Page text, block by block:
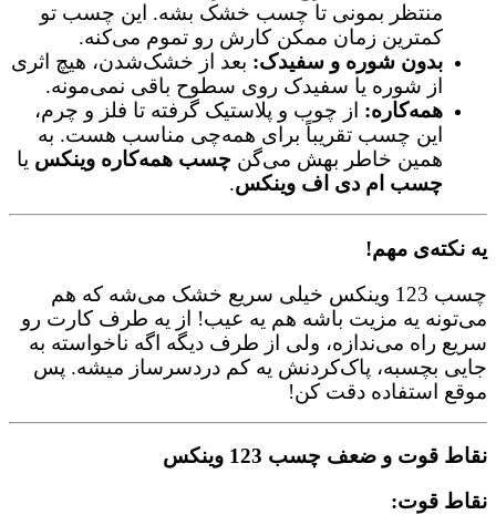
منتظر بمونی تا چسب خشک بشه. این چسب تو
کمترین زمان ممکن کارش رو تموم می‌کنه.
بدون شوره و سفیدک: بعد از خشک‌شدن، هیچ اثری
از شوره یا سفیدک روی سطوح باقی نمی‌مونه.
همه‌کاره: از چوب و پلاستیک گرفته تا فلز و چرم،
این چسب تقریباً برای همه‌چی مناسب هست. به
همین خاطر بهش می‌گن چسب همه‌کاره وینکس یا
چسب ام دی اف وینکس.
یه نکته‌ی مهم!
چسب 123 وینکس خیلی سریع خشک می‌شه که هم
می‌تونه یه مزیت باشه هم یه عیب! از یه طرف کارت رو
سریع راه می‌ندازه، ولی از طرف دیگه اگه ناخواسته به
جایی بچسبه، پاک‌کردنش یه کم دردسرساز میشه. پس
موقع استفاده دقت کن!
نقاط قوت و ضعف چسب 123 وینکس
نقاط قوت: